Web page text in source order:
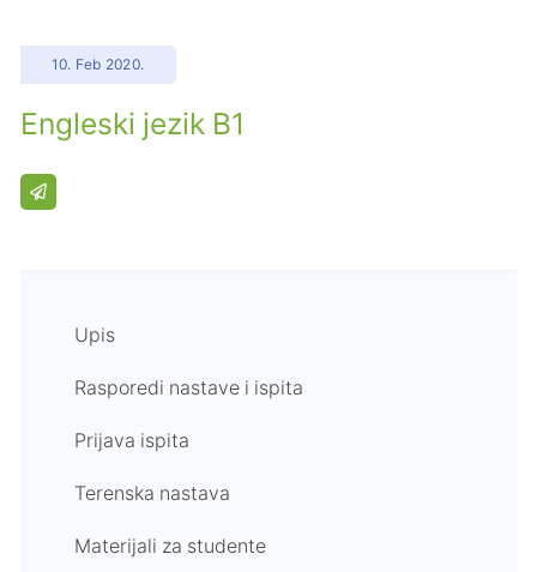
10. Feb 2020.
Engleski jezik B1
Upis
Rasporedi nastave i ispita
Prijava ispita
Terenska nastava
Materijali za studente